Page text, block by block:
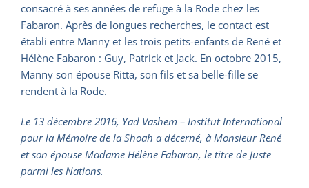
consacré à ses années de refuge à la Rode chez les
Fabaron. Après de longues recherches, le contact est
établi entre Manny et les trois petits-enfants de René et
Hélène Fabaron : Guy, Patrick et Jack. En octobre 2015,
Manny son épouse Ritta, son fils et sa belle-fille se
rendent à la Rode.
Le 13 décembre 2016, Yad Vashem – Institut International
pour la Mémoire de la Shoah a décerné, à Monsieur René
et son épouse Madame Hélène Fabaron, le titre de Juste
parmi les Nations.